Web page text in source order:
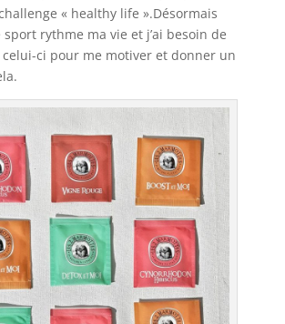
« healthy life ».Désormais
rythme ma vie et j’ai besoin de
ci pour me motiver et donner un